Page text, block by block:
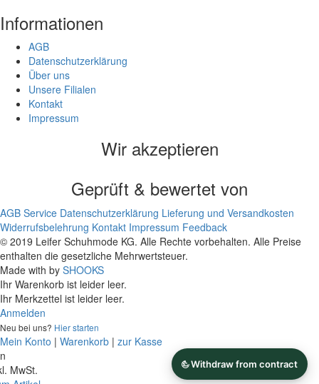
Informationen
AGB
Datenschutzerklärung
Über uns
Unsere Filialen
Kontakt
Impressum
Wir akzeptieren
Geprüft & bewertet von
AGB Service Datenschutzerklärung Lieferung und Versandkosten
Widerrufsbelehrung Kontakt Impressum Feedback
© 2019 Leifer Schuhmode KG. Alle Rechte vorbehalten. Alle Preise
enthalten die gesetzliche Mehrwertsteuer.
Made with by SHOOKS
Ihr Warenkorb ist leider leer.
Ihr Merkzettel ist leider leer.
Anmelden
Neu bei uns? Hier starten
Mein Konto | Warenkorb | zur Kasse
MwSt.